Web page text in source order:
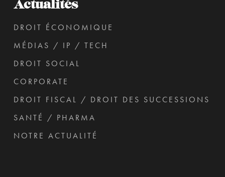
Actualités
DROIT ÉCONOMIQUE
MÉDIAS / IP / TECH
DROIT SOCIAL
CORPORATE
DROIT FISCAL / DROIT DES SUCCESSIONS
SANTÉ / PHARMA
NOTRE ACTUALITÉ